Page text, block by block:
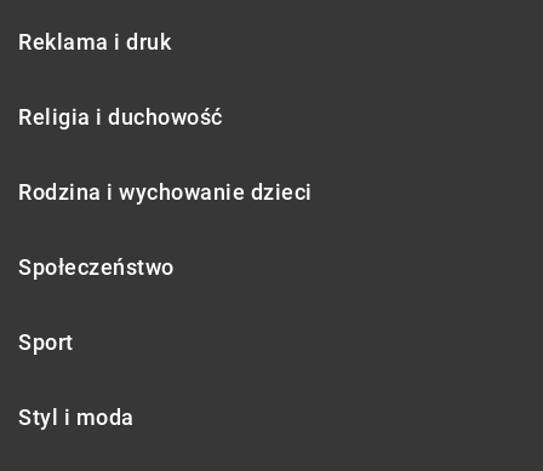
Reklama i druk
Religia i duchowość
Rodzina i wychowanie dzieci
Społeczeństwo
Sport
Styl i moda